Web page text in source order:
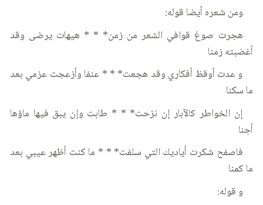
ومن شعره أيضا قوله:
هجرت صوغ قوافي الشعر من زمن* * * هيهات يرضى وقد
أغضبته زمنا
و عدت أوقظ أفكاري وقد هجعت* * * عنفا وأزعجت عزمي بعد
ما سكنا
إن الخواطر كالآبار إن نزحت* * * طابت وإن يبق فيها ماؤها
أجنا
فاصفح شكرت أياديك التي سلفت* * * ما كنت أظهر عيبي بعد
ما كمنا
و قوله: